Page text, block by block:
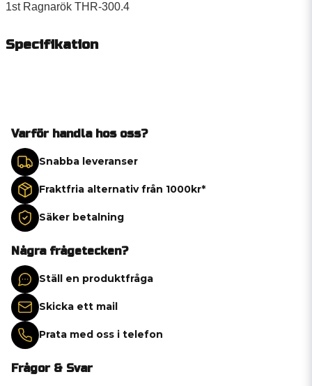
1st Ragnarök THR-300.4
Specifikation
Varför handla hos oss?
Snabba leveranser
Fraktfria alternativ från 1000kr*
Säker betalning
Några frågetecken?
Ställ en produktfråga
Skicka ett mail
Prata med oss i telefon
Frågor & Svar